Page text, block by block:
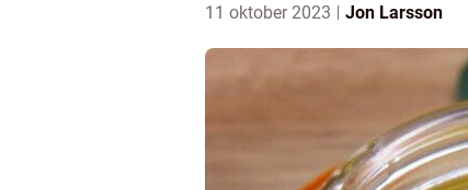
11 oktober 2023 Jon Larsson